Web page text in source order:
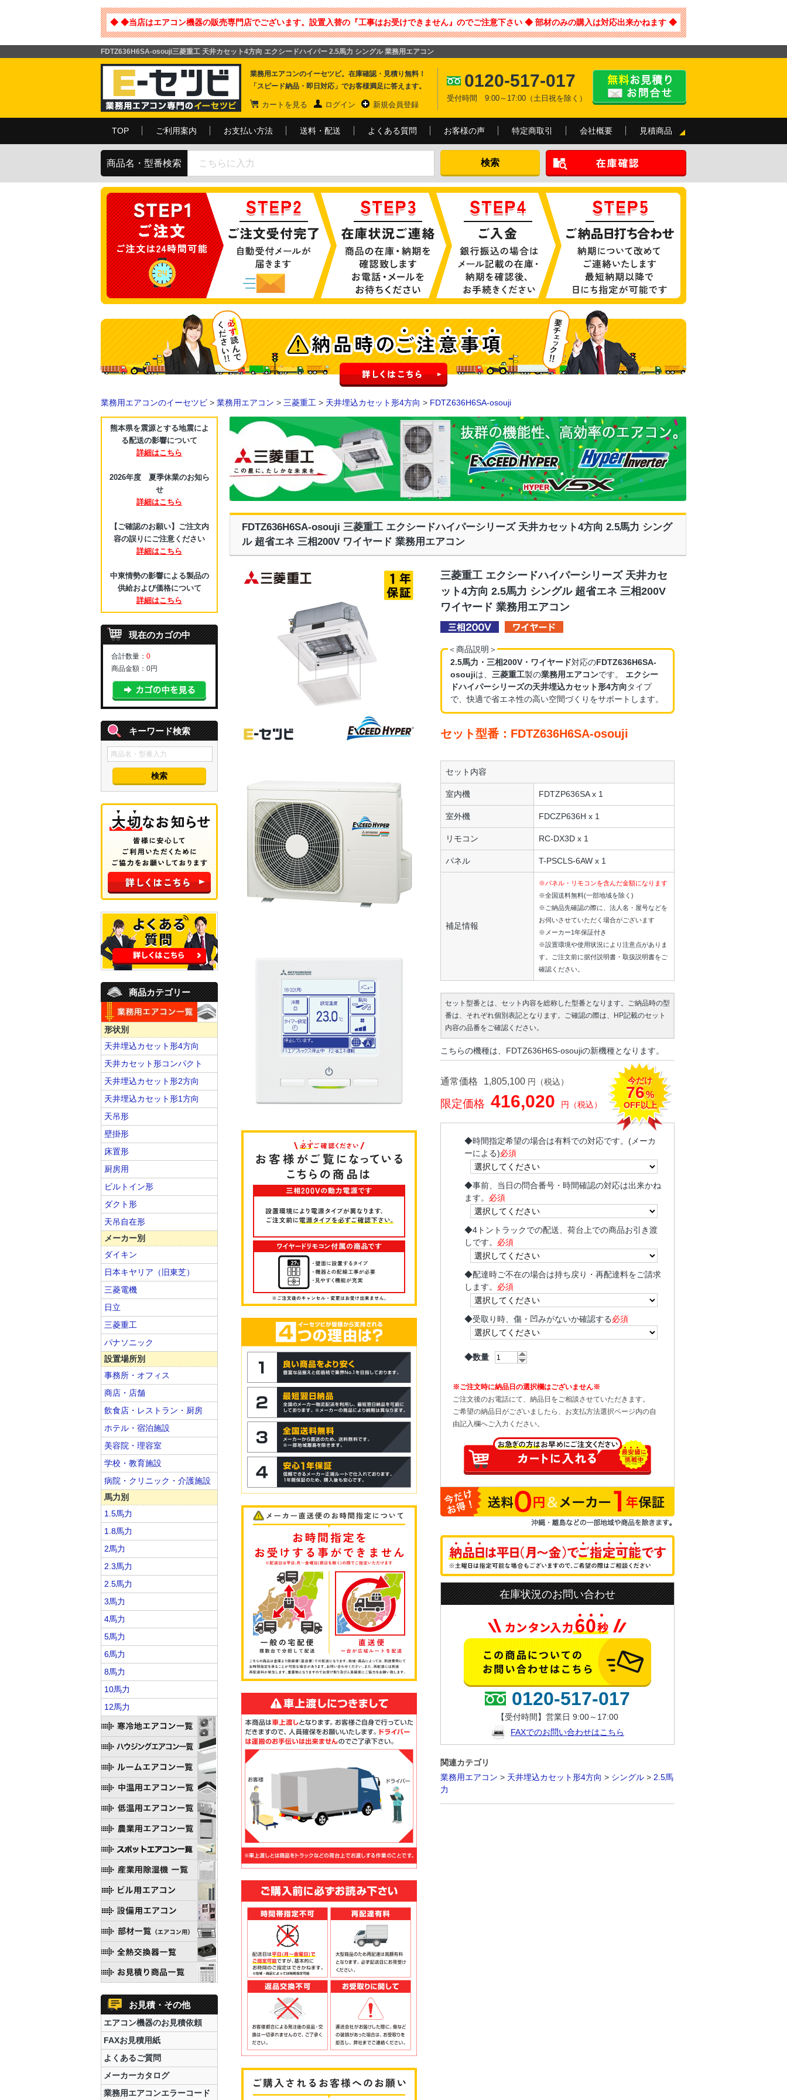
◆ ◆当店はエアコン機器の販売専門店でございます。設置入替の『工事はお受けできません』のでご注意下さい ◆ 部材のみの購入は対応出来かねます ◆
FDTZ636H6SA-osouji三菱重工 天井カセット4方向 エクシードハイパー 2.5馬力 シングル 業務用エアコン
業務用エアコンのイーセツビ。在庫確認・見積り無料！
「スピード納品・即日対応」でお客様満足に答えます。
カートを見る ログイン 新規会員登録
0120-517-017
受付時間 9:00～17:00（土日祝を除く）
TOP ご利用案内 お支払い方法 送料・配送 よくある質問 お客様の声 特定商取引 会社概要 見積商品
商品名・型番検索
業務用エアコンのイーセツビ > 業務用エアコン > 三菱重工 > 天井埋込カセット形4方向 > FDTZ636H6SA-osouji
FDTZ636H6SA-osouji 三菱重工 エクシードハイパーシリーズ 天井カセット4方向 2.5馬力 シング
ル 超省エネ 三相200V ワイヤード 業務用エアコン
三菱重工 エクシードハイパーシリーズ 天井カセ
ット4方向 2.5馬力 シングル 超省エネ 三相200V
ワイヤード 業務用エアコン
＜商品説明＞
2.5馬力・三相200V・ワイヤード対応のFDTZ636H6SA-
osoujiは、 三菱重工製の業務用エアコンです。 エクシー
ドハイパーシリーズの天井埋込カセット形4方向タイプ
で、快適で省エネ性の高い空間づくりをサポートします。
セット型番：FDTZ636H6SA-osouji
セット内容
室内機 FDTZP636SA x 1
室外機 FDCZP636H x 1
リモコン RC-DX3D x 1
パネル T-PSCLS-6AW x 1
補足情報
※パネル・リモコンを含んだ金額になります
※全国送料無料(一部地域を除く)
※ご納品先確認の際に、法人名・屋号などを
お伺いさせていただく場合がございます
※メーカー1年保証付き
※設置環境や使用状況により注意点がありま
す。ご注文前に据付説明書・取扱説明書をご
確認ください。
セット型番とは、セット内容を総称した型番となります。ご納品時の型
番は、それぞれ個別表記となります。ご確認の際は、HP記載のセット
内容の品番をご確認ください。
こちらの機種は、FDTZ636H6S-osoujiの新機種となります。
通常価格 1,805,100 円（税込）
限定価格 416,020 円（税込）
今だけ
76%
OFF以上
◆時間指定希望の場合は有料での対応です。(メーカ
ーによる)必須
◆事前、当日の問合番号・時間確認の対応は出来かね
ます。 必須
◆4トントラックでの配送、荷台上での商品お引き渡
しです。 必須
◆配達時ご不在の場合は持ち戻り・再配達料をご請求
します。 必須
◆受取り時、傷・凹みがないか確認する必須
◆数量
※ご注文時に納品日の選択欄はございません※
ご注文後のお電話にて、納品日をご相談させていただきます。
ご希望の納品日がございましたら、お支払方法選択ページ内の自
由記入欄へご入力ください。
在庫状況のお問い合わせ
0120-517-017
【受付時間】営業日 9:00～17:00
FAXでのお問い合わせはこちら
関連カテゴリ
業務用エアコン > 天井埋込カセット形4方向 > シングル > 2.5馬
力
熊本県を震源とする地震によ
る配送の影響について
詳細はこちら
2026年度 夏季休業のお知ら
せ
詳細はこちら
【ご確認のお願い】ご注文内
容の誤りにご注意ください
詳細はこちら
中東情勢の影響による製品の
供給および価格について
詳細はこちら
現在のカゴの中
合計数量： 0
商品金額： 0円
キーワード検索
商品カテゴリー
形状別
天井埋込カセット形4方向
天井カセット形コンパクト
天井埋込カセット形2方向
天井埋込カセット形1方向
天吊形
壁掛形
床置形
厨房用
ビルトイン形
ダクト形
天吊自在形
メーカー別
ダイキン
日本キヤリア（旧東芝）
三菱電機
日立
三菱重工
パナソニック
設置場所別
事務所・オフィス
商店・店舗
飲食店・レストラン・厨房
ホテル・宿泊施設
美容院・理容室
学校・教育施設
病院・クリニック・介護施設
馬力別
1.5馬力
1.8馬力
2馬力
2.3馬力
2.5馬力
3馬力
4馬力
5馬力
6馬力
8馬力
10馬力
12馬力
お見積・その他
エアコン機器のお見積依頼
FAXお見積用紙
よくあるご質問
メーカーカタログ
業務用エアコンエラーコード